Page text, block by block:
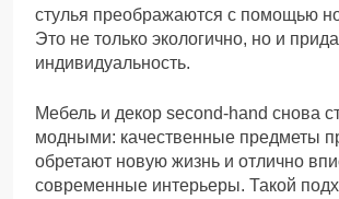
стулья преображаются с помощью
Это не только экологично, но и
индивидуальность.
Мебель и декор second-hand снова
модными: качественные предметы
обретают новую жизнь и отлично
современные интерьеры. Такой